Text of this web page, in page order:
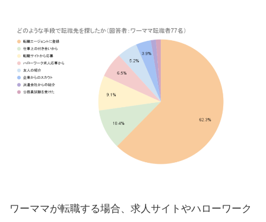
ワーママが転職する場合、求人サイトやハローワーク